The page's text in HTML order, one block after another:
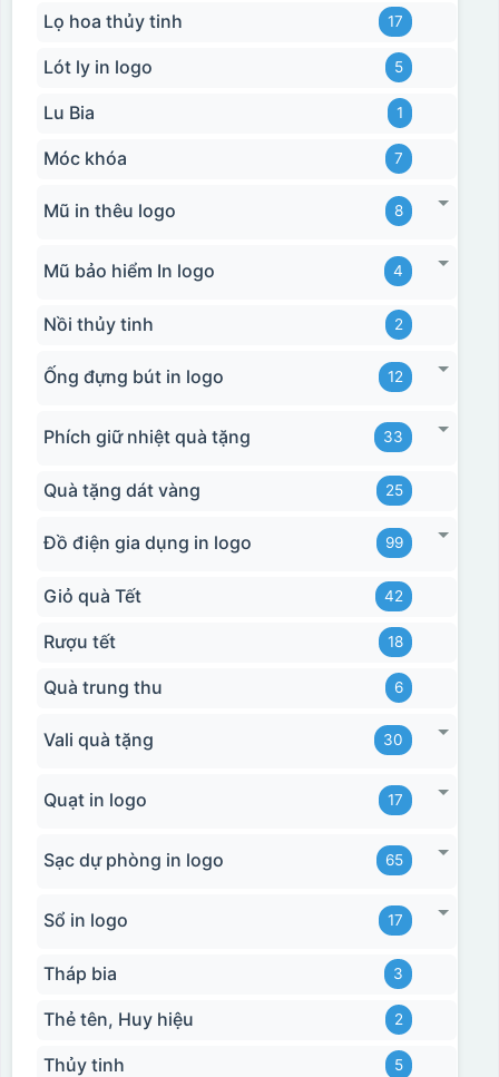
Lọ hoa thủy tinh 17
Lót ly in logo 5
Lu Bia 1
Móc khóa 7
Mũ in thêu logo 8
Mũ bảo hiểm In logo 4
Nồi thủy tinh 2
Ống đựng bút in logo 12
Phích giữ nhiệt quà tặng 33
Quà tặng dát vàng 25
Đồ điện gia dụng in logo 99
Giỏ quà Tết 42
Rượu tết 18
Quà trung thu 6
Vali quà tặng 30
Quạt in logo 17
Sạc dự phòng in logo 65
Sổ in logo 17
Tháp bia 3
Thẻ tên, Huy hiệu 2
Thủy tinh 5